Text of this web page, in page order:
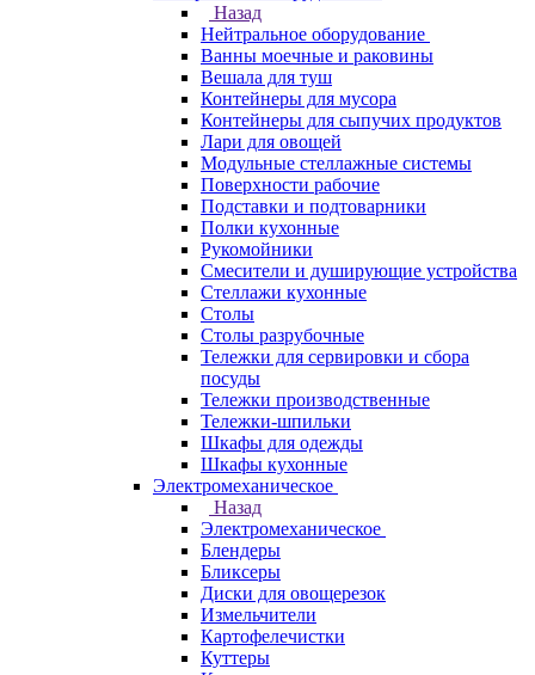
Назад
Нейтральное оборудование
Ванны моечные и раковины
Вешала для туш
Контейнеры для мусора
Контейнеры для сыпучих продуктов
Лари для овощей
Модульные стеллажные системы
Поверхности рабочие
Подставки и подтоварники
Полки кухонные
Рукомойники
Смесители и душирующие устройства
Стеллажи кухонные
Столы
Столы разрубочные
Тележки для сервировки и сбора
посуды
Тележки производственные
Тележки-шпильки
Шкафы для одежды
Шкафы кухонные
Электромеханическое
Назад
Электромеханическое
Блендеры
Бликсеры
Диски для овощерезок
Измельчители
Картофелечистки
Куттеры